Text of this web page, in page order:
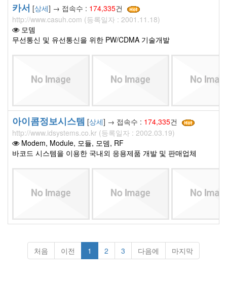
카서 [상세] → 접속수 : 174,335건
http://www.casuh.com (등록일자 : 2001.11.18)
모뎀
무선통신 및 유선통신을 위한 PW/CDMA 기술개발
아이콤정보시스템 [상세] → 접속수 : 174,335건
http://www.idsystems.co.kr (등록일자 : 2002.03.19)
Modem, Module, 모듈, 모뎀, RF
바코드 시스템을 이용한 국내외 응용제품 개발 및 판매업체
처음 이전 1 2 3 다음에 마지막